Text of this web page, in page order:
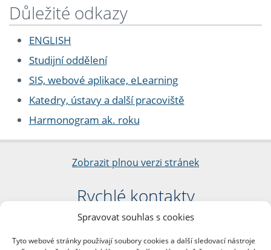
Spravovat souhlas s cookies
Tyto webové stránky používají soubory cookies a další sledovací nástroje
Důležité odkazy
ENGLISH
Studijní oddělení
SIS, webové aplikace, eLearning
Katedry, ústavy a další pracoviště
Harmonogram ak. roku
Zobrazit plnou verzi stránek
Rychlé kontakty
Filozofická fakulta
nám. Jana Palacha 1/2